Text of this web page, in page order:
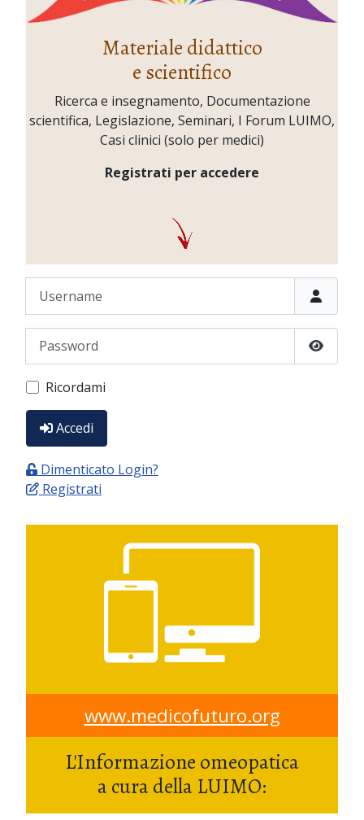
Materiale didattico
e scientifico
Ricerca e insegnamento, Documentazione
scientifica, Legislazione, Seminari, I Forum LUIMO,
Casi clinici (solo per medici)
Registrati per accedere
Username
Password
Show
Ricordami
Accedi
Dimenticato Login?
Registrati
www.medicofuturo.org
L'Informazione omeopatica
a cura della LUIMO: